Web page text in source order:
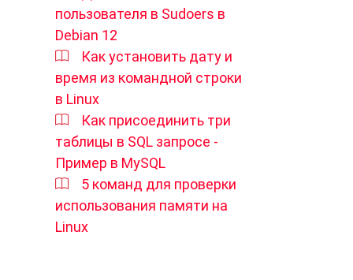
пользователя в Sudoers в
Debian 12
Как установить дату и
время из командной строки
в Linux
Как присоединить три
таблицы в SQL запросе -
Пример в MySQL
5 команд для проверки
использования памяти на
Linux